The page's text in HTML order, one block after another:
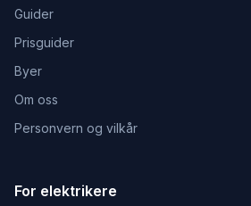
Guider
Prisguider
Byer
Om oss
Personvern og vilkår
For elektrikere